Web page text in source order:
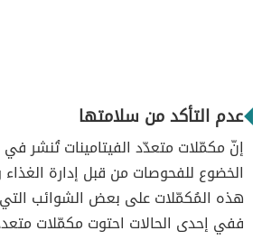
عدم التأكد من سلامتها
إنّ مكمّلات متعدّد الفيتامينات تُنشر
الخضوع للفحوصات من قبل إدارة
هذه المُكمّلات على بعض الشوائب
ففي إحدى الحالات احتوت مكمّلات